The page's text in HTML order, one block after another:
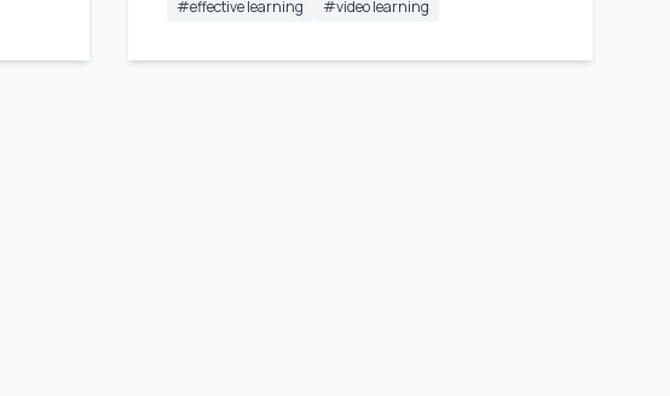
#effective learning #video learning